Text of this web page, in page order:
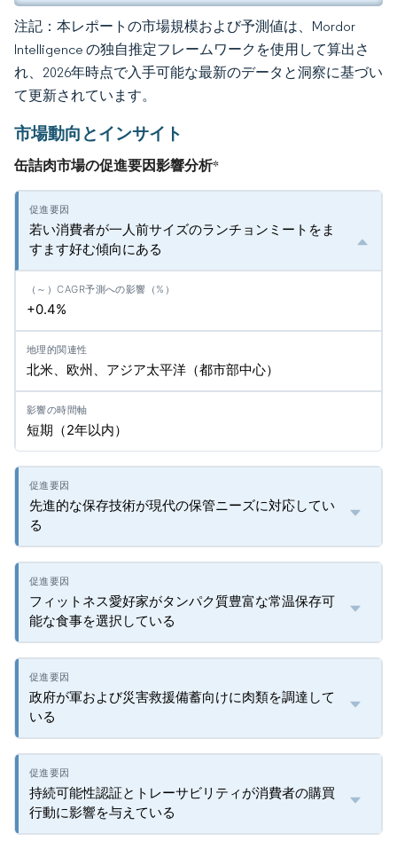
注記：本レポートの市場規模および予測値は、Mordor
Intelligence の独自推定フレームワークを使用して算出さ
れ、2026年時点で入手可能な最新のデータと洞察に基づい
て更新されています。
市場動向とインサイト
缶詰肉市場の促進要因影響分析*
若い消費者が一人前サイズのランチョンミートをま
すます好む傾向にある
+0.4%
北米、欧州、アジア太平洋（都市部中心）
短期（2年以内）
先進的な保存技術が現代の保管ニーズに対応してい
る
フィットネス愛好家がタンパク質豊富な常温保存可
能な食事を選択している
政府が軍および災害救援備蓄向けに肉類を調達して
いる
持続可能性認証とトレーサビリティが消費者の購買
行動に影響を与えている